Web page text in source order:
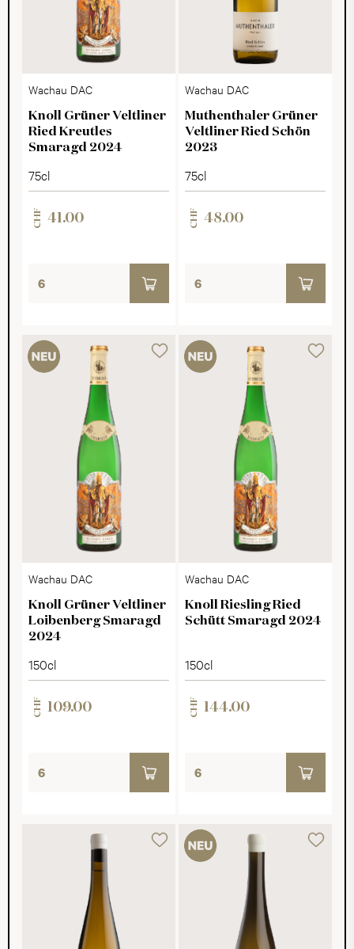
Wachau DAC
Knoll Grüner Veltliner
Ried Kreutles
Smaragd 2024
75cl
CHF 41.00
Wachau DAC
Muthenthaler Grüner
Veltliner Ried Schön
2023
75cl
CHF 48.00
Wachau DAC
Knoll Grüner Veltliner
Loibenberg Smaragd
2024
150cl
CHF 109.00
Wachau DAC
Knoll Riesling Ried
Schütt Smaragd 2024
150cl
CHF 144.00